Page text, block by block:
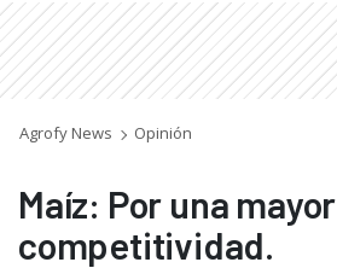
Agrofy News Opinión
Maíz: Por una mayor
competitividad.